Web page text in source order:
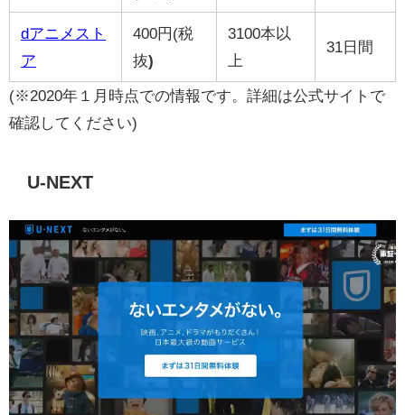
dアニメスト
ア
400円(税
抜)
3100本以
上
31日間
(※2020年１月時点での情報です。詳細は公式サイトで
確認してください)
U-NEXT